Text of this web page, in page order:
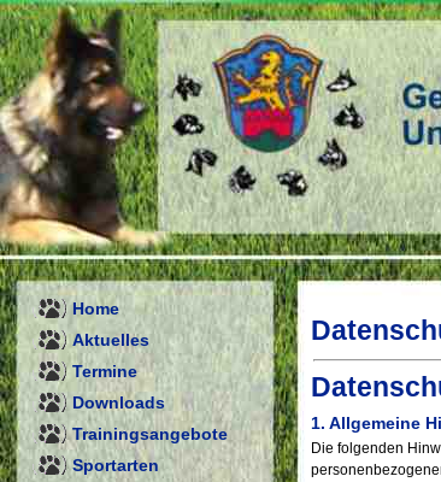
Home
Aktuelles
Termine
Downloads
Trainingsangebote
Sportarten
1. Allgemeine
Die folgenden